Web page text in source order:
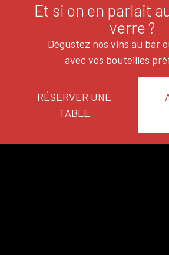
Et si on en parlait
verre ?
Dégustez nos vins au bar
avec vos bouteilles
RÉSERVER UNE
TABLE